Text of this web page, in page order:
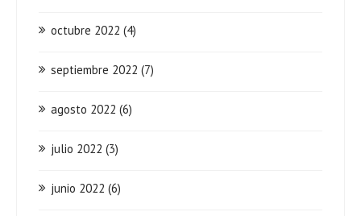
octubre 2022 (4)
septiembre 2022 (7)
agosto 2022 (6)
julio 2022 (3)
junio 2022 (6)